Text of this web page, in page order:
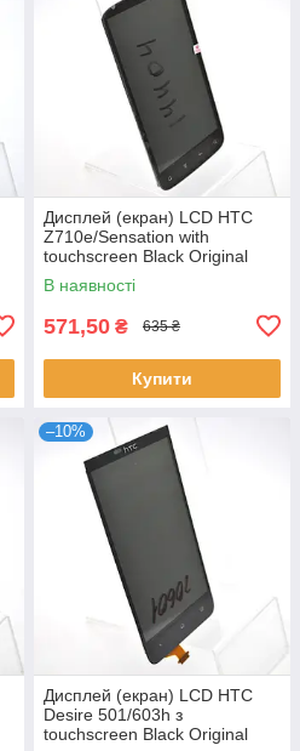
Дисплей (екран) LCD HTC
Z710e/Sensation with
touchscreen Black Original
В наявності
571,50 ₴ 635 ₴
Купити
–10%
Дисплей (екран) LCD HTC
Desire 501/603h з
touchscreen Black Original